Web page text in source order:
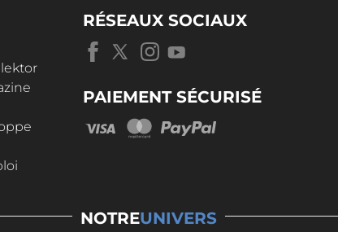
RÉSEAUX SOCIAUX
PAIEMENT SÉCURISÉ
NOTREUNIVERS